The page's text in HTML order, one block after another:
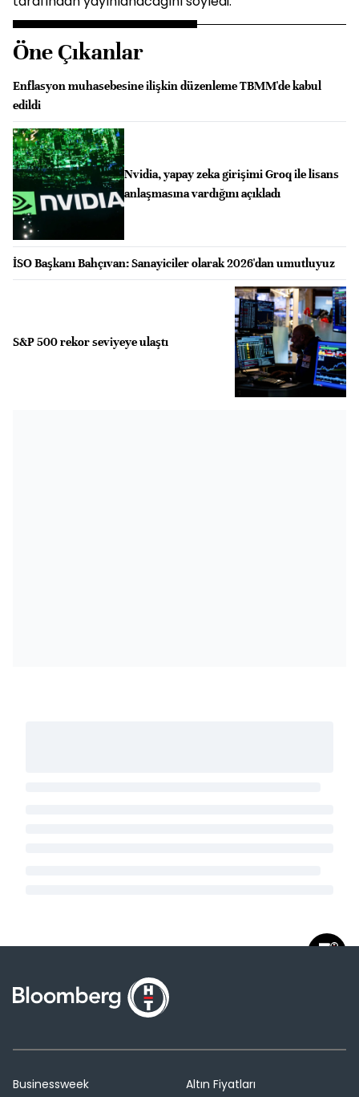
Öne Çıkanlar
Enflasyon muhasebesine ilişkin düzenleme TBMM'de kabul
edildi
Nvidia, yapay zeka girişimi Groq ile lisans
anlaşmasına vardığını açıkladı
İSO Başkanı Bahçıvan: Sanayiciler olarak 2026'dan umutluyuz
S&P 500 rekor seviyeye ulaştı
Businessweek
Altın Fiyatları